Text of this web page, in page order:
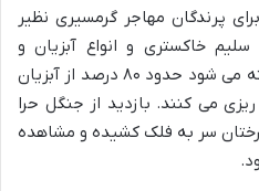
پرندگان مهاجر گرمسیری نظیر
سلیم خاکستری و انواع آبزیان و
دوزیستان فراهم آورده است. گفته می شود حدود ۸۰ درصد از آبزیان
می کنند. بازدید از جنگل حرا
سر به فلک کشیده و مشاهده